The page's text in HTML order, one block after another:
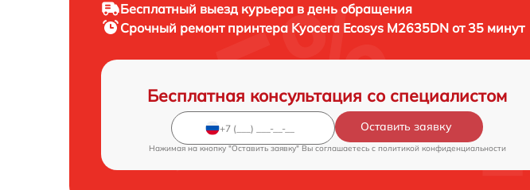
Бесплатный выезд курьера в день обращения
Срочный ремонт принтера Kyocera Ecosys M2635DN от 35 минут
Бесплатная консультация со специалистом
Оставить заявку
Нажимая на кнопку "Оставить заявку" Вы соглашаетесь c политикой конфиденциальности